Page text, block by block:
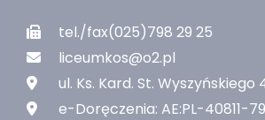
tel./fax(025)798 29 25
liceumkos@o2.pl
ul. Ks. Kard. St. Wyszyńskiego
e-Doręczenia: AE:PL-40811-